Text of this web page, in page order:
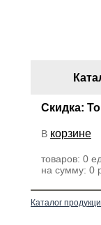
Скидка:
В корзине
товаров: 0 ед.
на сумму: 0
Каталог